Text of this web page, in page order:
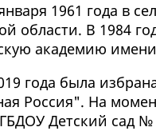
1961 года в
области. В 1984
академию
года была
Россия". На
Детский сад №